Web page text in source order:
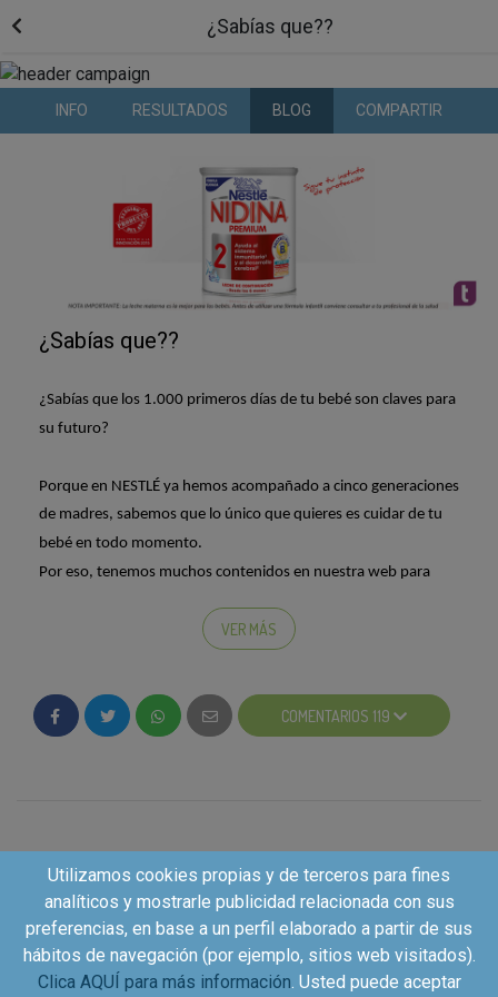
¿Sabías que??
INFO RESULTADOS BLOG COMPARTIR
¿Sabías que??
¿Sabías que los 1.000 primeros días de tu bebé son claves para
su futuro?
Porque en NESTLÉ ya hemos acompañado a cinco generaciones
de madres, sabemos que lo único que quieres es cuidar de tu
bebé en todo momento.
Por eso, tenemos muchos contenidos en nuestra web para
www.nestlebebe.es/productos/
;)
VER MÁS
COMENTARIOS 119
Utilizamos cookies propias y de terceros para fines
analíticos y mostrarle publicidad relacionada con sus
preferencias, en base a un perfil elaborado a partir de sus
hábitos de navegación (por ejemplo, sitios web visitados).
Clica AQUÍ para más información. Usted puede aceptar